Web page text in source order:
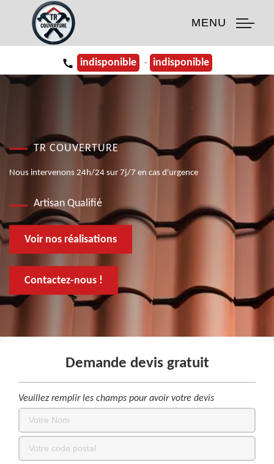
MENU
indisponible - indisponible
TR COUVERTURE
Nous intervenons 24h/24 sur 7j/7 en cas d'urgence
Artisan Qualifié
Voir nos réalisations
Contactez-nous !
Demande devis gratuit
Veuillez remplir les champs pour avoir votre devis